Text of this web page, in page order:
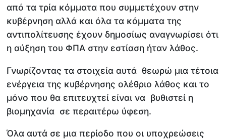
από τα τρία κόμματα που συμμετέχουν στην
κυβέρνηση αλλά και όλα τα κόμματα της
αντιπολίτευσης έχουν δημοσίως αναγνωρίσει ότι
η αύξηση του ΦΠΑ στην εστίαση ήταν λάθος.
Γνωρίζοντας τα στοιχεία αυτά θεωρώ μια τέτοια
ενέργεια της κυβέρνησης ολέθριο λάθος και το
μόνο που θα επιτευχτεί είναι να βυθιστεί η
βιομηχανία σε περαιτέρω ύφεση.
Όλα αυτά σε μια περίοδο που οι υποχρεώσεις